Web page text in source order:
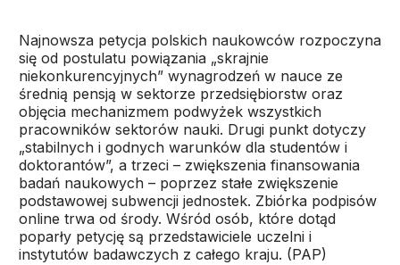
Najnowsza petycja polskich naukowców rozpoczyna
się od postulatu powiązania „skrajnie
niekonkurencyjnych” wynagrodzeń w nauce ze
średnią pensją w sektorze przedsiębiorstw oraz
objęcia mechanizmem podwyżek wszystkich
pracowników sektorów nauki. Drugi punkt dotyczy
„stabilnych i godnych warunków dla studentów i
doktorantów”, a trzeci – zwiększenia finansowania
badań naukowych – poprzez stałe zwiększenie
podstawowej subwencji jednostek. Zbiórka podpisów
online trwa od środy. Wśród osób, które dotąd
poparły petycję są przedstawiciele uczelni i
instytutów badawczych z całego kraju. (PAP)